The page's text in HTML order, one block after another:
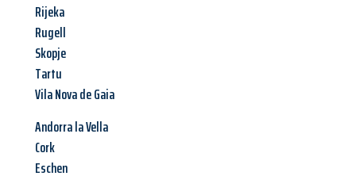
Rijeka
Rugell
Skopje
Tartu
Vila Nova de Gaia
Andorra la Vella
Cork
Eschen